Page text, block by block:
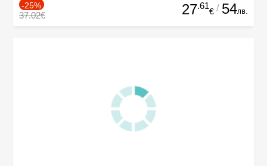
-25%
37.02€ 27.61
€ / 54лв.